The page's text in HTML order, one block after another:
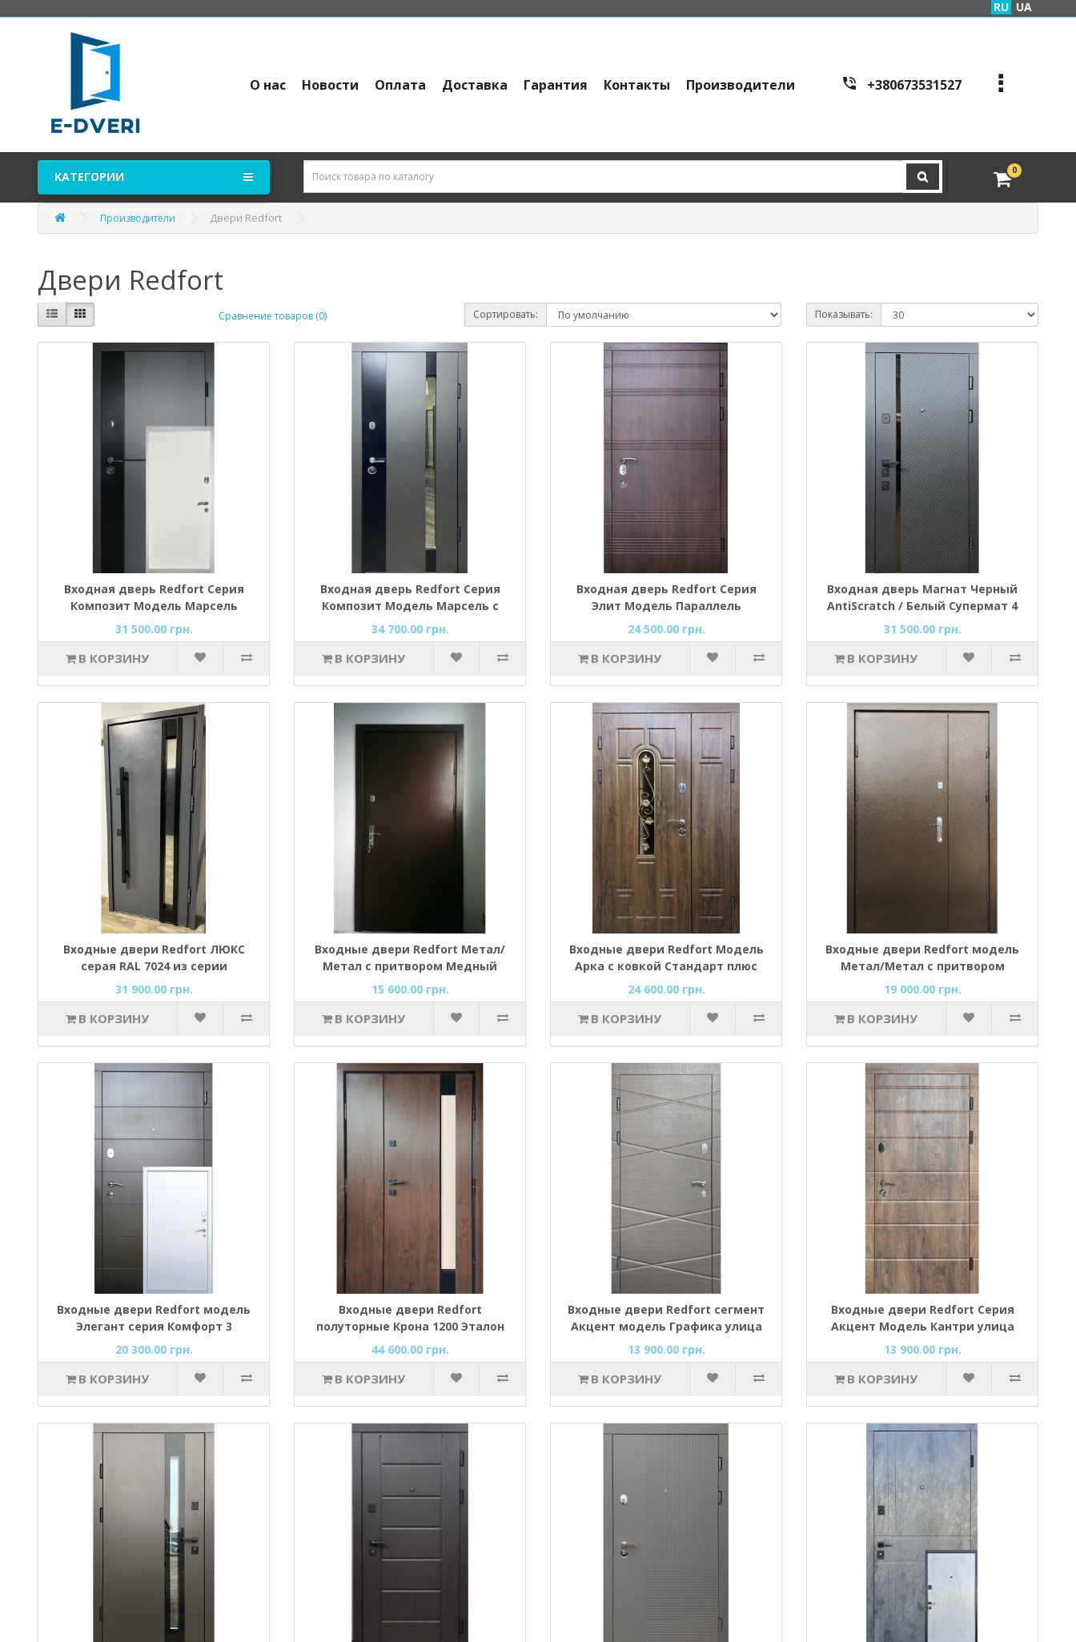
RU UA
О нас Новости Оплата Доставка Гарантия Контакты Производители
+380673531527
edveri.kyiv@gmail.com
Режим работы c
tre:
я 2Б (вход со стороны у
0
КАТЕГОРИИ
Производители Двери Redfort
Двери Redfort
Сравнение товаров (0) Сортировать: Показывать:
Входная дверь Redfort Серия
Композит Модель Марсель
31 500.00 грн.
В КОРЗИНУ
Входная дверь Redfort Серия
Композит Модель Марсель с
стеклопакетом
34 700.00 грн.
В КОРЗИНУ
Входная дверь Redfort Серия
Элит Модель Параллель
24 500.00 грн.
В КОРЗИНУ
Входная дверь Магнат Черный
AntiScratch / Белый Супермат 4
контура для квартиры
31 500.00 грн.
В КОРЗИНУ
Входные двери Redfort ЛЮКС
серая RAL 7024 из серии
Премиум (Металл-МДФ,
стеклопакет)
31 900.00 грн.
В КОРЗИНУ
Входные двери Redfort Метал/
Метал с притвором Медный
антик
15 600.00 грн.
В КОРЗИНУ
Входные двери Redfort Модель
Арка с ковкой Стандарт плюс
гнутый профиль
24 600.00 грн.
В КОРЗИНУ
Входные двери Redfort модель
Метал/Метал с притвором
19 000.00 грн.
В КОРЗИНУ
Входные двери Redfort модель
Элегант серия Комфорт 3
контура рама 2 цвета
20 300.00 грн.
В КОРЗИНУ
Входные двери Redfort
полуторные Крона 1200 Эталон
со стеклопакетом улица
44 600.00 грн.
В КОРЗИНУ
Входные двери Redfort сегмент
Акцент модель Графика улица
13 900.00 грн.
В КОРЗИНУ
Входные двери Redfort Серия
Акцент Модель Кантри улица
13 900.00 грн.
В КОРЗИНУ